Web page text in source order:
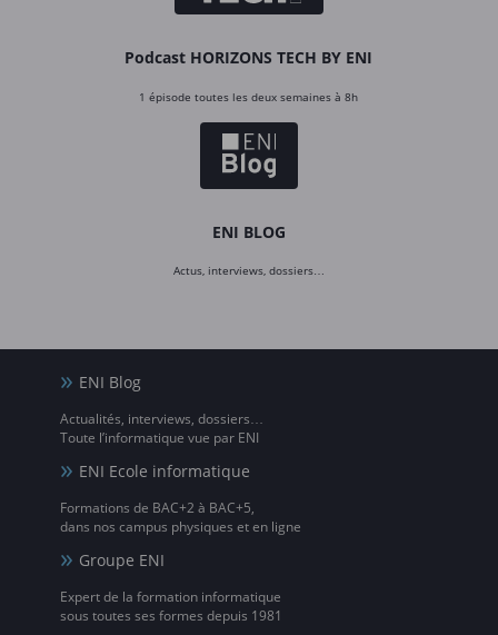
Podcast HORIZONS TECH BY ENI
1 épisode toutes les deux semaines à 8h
ENI BLOG
Actus, interviews, dossiers…
ENI Blog
Actualités, interviews, dossiers…
Toute l’informatique vue par ENI
ENI Ecole informatique
Formations de BAC+2 à BAC+5,
dans nos campus physiques et en ligne
Groupe ENI
Expert de la formation informatique
sous toutes ses formes depuis 1981